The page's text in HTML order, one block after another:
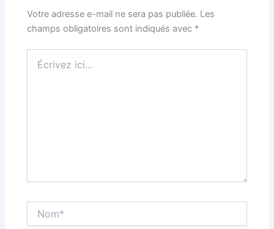
Votre adresse e-mail ne sera pas publiée. Les
champs obligatoires sont indiqués avec *
ici…